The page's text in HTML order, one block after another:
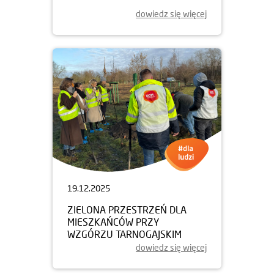
dowiedz się więcej
19.12.2025
ZIELONA PRZESTRZEŃ DLA
MIESZKAŃCÓW PRZY
WZGÓRZU TARNOGAJSKIM
dowiedz się więcej